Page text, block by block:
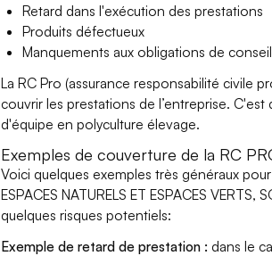
Retard dans l'exécution des prestations
Produits défectueux
Manquements aux obligations de
La RC Pro (assurance responsabilité civile
couvrir les prestations de l’entreprise.
d'équipe en polyculture élevage.
Exemples de couverture de la RC
Voici quelques exemples très généraux
ESPACES NATURELS ET ESPACES
quelques risques potentiels:
Exemple de retard de prestation : dans le